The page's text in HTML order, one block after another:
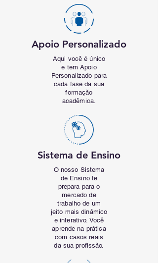
Apoio Personalizado
Aqui você é único
e tem Apoio
Personalizado para
cada fase da sua
formação
acadêmica.
Sistema de Ensino
O nosso Sistema
de Ensino te
prepara para o
mercado de
trabalho de um
jeito mais dinâmico
e interativo. Você
aprende na prática
com casos reais
da sua profissão.